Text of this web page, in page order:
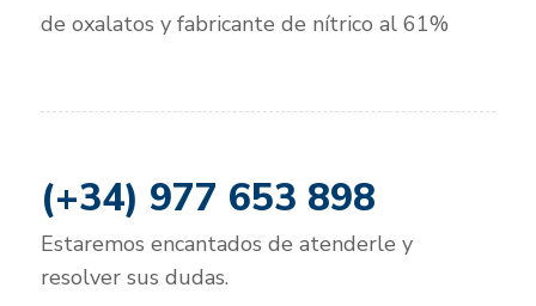
de oxalatos y fabricante de nítrico al 61%
(+34) 977 653 898
Estaremos encantados de atenderle y
resolver sus dudas.